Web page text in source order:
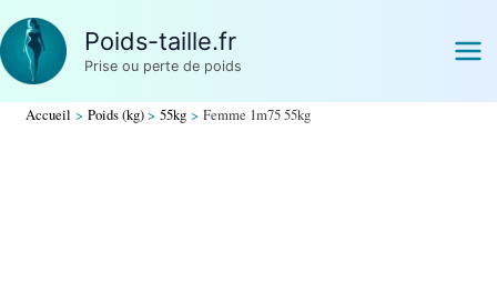
Aller
au
contenu
Poids-taille.fr
Prise ou perte de poids
Accueil Poids (kg) 55kg Femme 1m75 55kg